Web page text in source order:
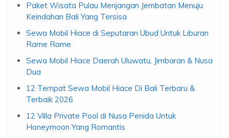
Paket Wisata Pulau Menjangan Jembatan Menuju
Keindahan Bali Yang Tersisa
Sewa Mobil Hiace di Seputaran Ubud Untuk Liburan
Rame Rame
Sewa Mobil Hiace Daerah Uluwatu, Jimbaran & Nusa
Dua
12 Tempat Sewa Mobil Hiace Di Bali Terbaru &
Terbaik 2026
12 Villa Private Pool di Nusa Penida Untuk
Honeymoon Yang Romantis